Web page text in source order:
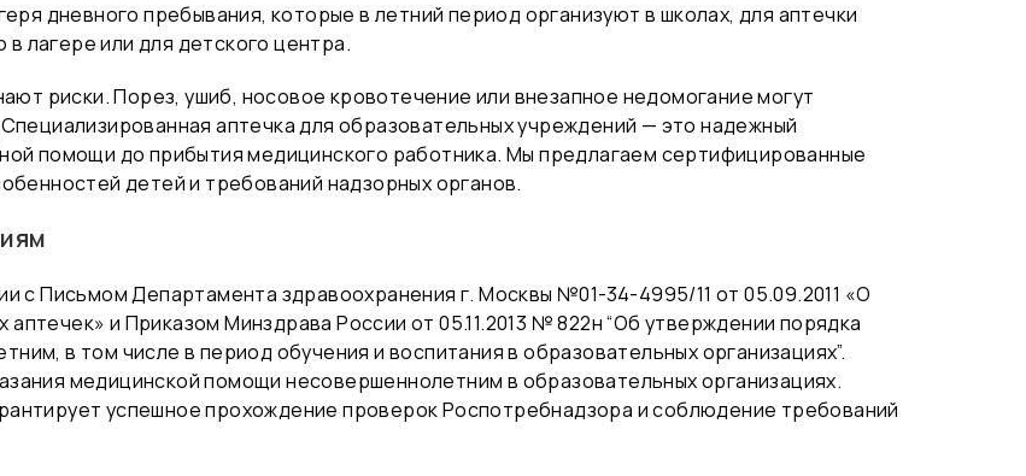
дневного пребывания, которые в летний период организуют в школах, для аптечки
лагере или для детского центра.
риски. Порез, ушиб, носовое кровотечение или внезапное недомогание могут
аптечка для образовательных учреждений — это надежный
помощи до прибытия медицинского работника. Мы предлагаем сертифицированные
детей и требований надзорных органов.
с Письмом Департамента здравоохранения г. Москвы №01-34-4995/11 от 05.09.2011 «О
и Приказом Минздрава России от 05.11.2013 № 822н “Об утверждении порядка
в том числе в период обучения и воспитания в образовательных организациях”.
медицинской помощи несовершеннолетним в образовательных организациях.
успешное прохождение проверок Роспотребнадзора и соблюдение требований